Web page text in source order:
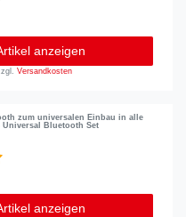
anzeigen
Versandkosten
zum universalen Einbau in alle
Universal Bluetooth Set
anzeigen